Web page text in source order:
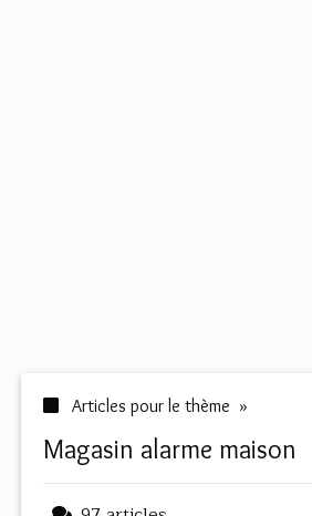
Articles pour le thème »
magasin alarme maison